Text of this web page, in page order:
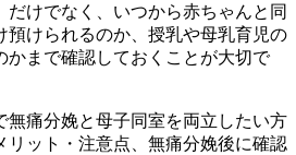
だけでなく、 いつから赤ちゃんと同
預けられるのか、授乳や母乳育児の
かまで確認しておくことが大切で
無痛分娩と母子同室を両立したい方
リット・注意点、無痛分娩後に確認